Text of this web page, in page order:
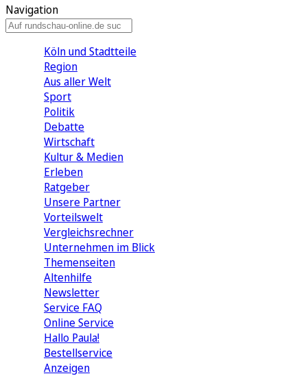
Navigation
Köln und Stadtteile
Region
Aus aller Welt
Sport
Politik
Debatte
Wirtschaft
Kultur & Medien
Erleben
Ratgeber
Unsere Partner
Vorteilswelt
Vergleichsrechner
Unternehmen im Blick
Themenseiten
Altenhilfe
Newsletter
Service FAQ
Online Service
Hallo Paula!
Bestellservice
Anzeigen